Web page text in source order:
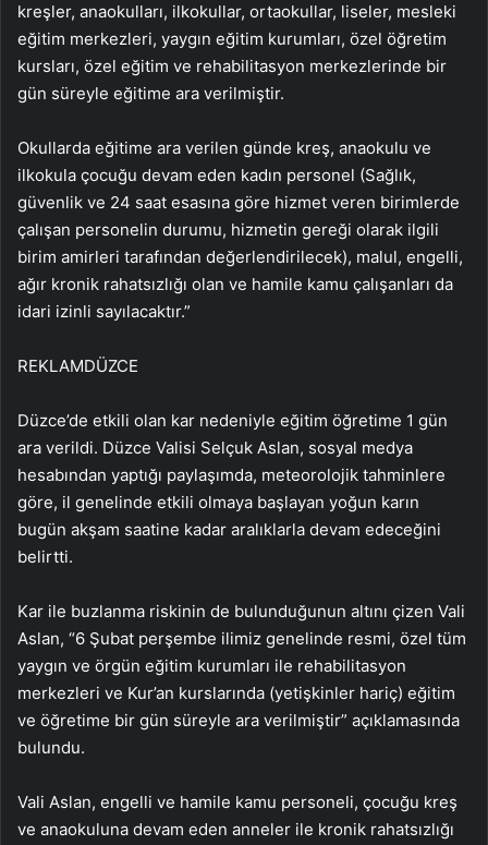
kreşler, anaokulları, ilkokullar, ortaokullar, liseler, mesleki
eğitim merkezleri, yaygın eğitim kurumları, özel öğretim
kursları, özel eğitim ve rehabilitasyon merkezlerinde bir
gün süreyle eğitime ara verilmiştir.
Okullarda eğitime ara verilen günde kreş, anaokulu ve
ilkokula çocuğu devam eden kadın personel (Sağlık,
güvenlik ve 24 saat esasına göre hizmet veren birimlerde
çalışan personelin durumu, hizmetin gereği olarak ilgili
birim amirleri tarafından değerlendirilecek), malul, engelli,
ağır kronik rahatsızlığı olan ve hamile kamu çalışanları da
idari izinli sayılacaktır.”
REKLAMDÜZCE
Düzce’de etkili olan kar nedeniyle eğitim öğretime 1 gün
ara verildi. Düzce Valisi Selçuk Aslan, sosyal medya
hesabından yaptığı paylaşımda, meteorolojik tahminlere
göre, il genelinde etkili olmaya başlayan yoğun karın
bugün akşam saatine kadar aralıklarla devam edeceğini
belirtti.
Kar ile buzlanma riskinin de bulunduğunun altını çizen Vali
Aslan, “6 Şubat perşembe ilimiz genelinde resmi, özel tüm
yaygın ve örgün eğitim kurumları ile rehabilitasyon
merkezleri ve Kur’an kurslarında (yetişkinler hariç) eğitim
ve öğretime bir gün süreyle ara verilmiştir” açıklamasında
bulundu.
Vali Aslan, engelli ve hamile kamu personeli, çocuğu kreş
ve anaokuluna devam eden anneler ile kronik rahatsızlığı